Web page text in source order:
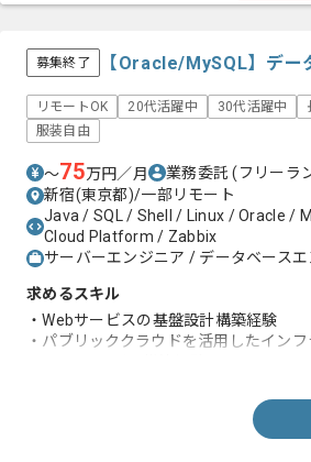
募集終了 【Oracle/MySQL】デー
リモートOK 20代活躍中 30代活躍中
服装自由
〜75万円／月 業務委託(フリーラ
新宿(東京都)/一部リモート
Java / SQL / Shell / Linux / Oracle /
Cloud Platform / Zabbix
サーバーエンジニア / データベース
求めるスキル
・Webサービスの基盤設計構築経験
・パブリッククラウドを活用したイン